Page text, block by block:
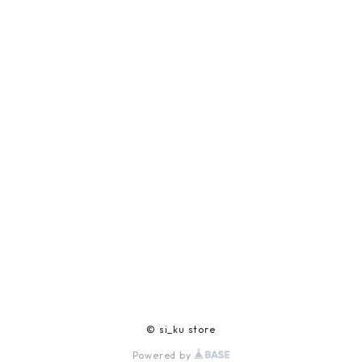
© si_ku store
Powered by